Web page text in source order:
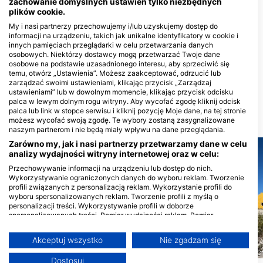
nurkowe
Wanderlust Dive Center
Bonaire
Kaya Perenales 3, 0000 BQ
Kralendijk, Bonaire, Saint Eustatius I
Saba
DivOcean Bonaire
J.A. Abraham BLVD 82 #301,
0000ab Kralendijk, Bonaire, Saint
Eustatius I Saba
MIEJSCA NURKOWE W POBLIŻU
Scuba School Bonaire, 0000CN Kralendijk Bonaire Scuba School Bonaire,
plików cookie.
My i nasi partnerzy przechowujemy i/lub uzyskujemy dostęp do
informacji na urządzeniu, takich jak unikalne identyfikatory w cookie i
innych pamięciach przeglądarki w celu przetwarzania danych
osobowych. Niektórzy dostawcy mogą przetwarzać Twoje dane
osobowe na podstawie uzasadnionego interesu, aby sprzeciwić się
temu, otwórz „Ustawienia”. Możesz zaakceptować, odrzucić lub
zarządzać swoimi ustawieniami, klikając przycisk „Zarządzaj
ustawieniami” lub w dowolnym momencie, klikając przycisk odcisku
palca w lewym dolnym rogu witryny. Aby wycofać zgodę kliknij odcisk
palca lub link w stopce serwisu i kliknij pozycję Moje dane, na tej stronie
możesz wycofać swoją zgodę. Te wybory zostaną zasygnalizowane
naszym partnerom i nie będą miały wpływu na dane przeglądania.
Zarówno my, jak i nasi partnerzy przetwarzamy dane w celu
analizy wydajności witryny internetowej oraz w celu:
Przechowywanie informacji na urządzeniu lub dostęp do nich.
Wykorzystywanie ograniczonych danych do wyboru reklam. Tworzenie
profili związanych z personalizacją reklam. Wykorzystanie profili do
wyboru spersonalizowanych reklam. Tworzenie profili z myślą o
personalizacji treści. Wykorzystywanie profili w doborze
spersonalizowanych treści. Pomiar wydajności reklam. Pomiar
kombinacji danych z różnych źródeł. Opracowywanie i ulepszanie usług.
Wykorzystywanie ograniczonych danych do wyboru treści
Więcej informacji na temat wykorzystania danych przez Google można
Akceptuj wszystko Nie zgadzam się
Dostosuj